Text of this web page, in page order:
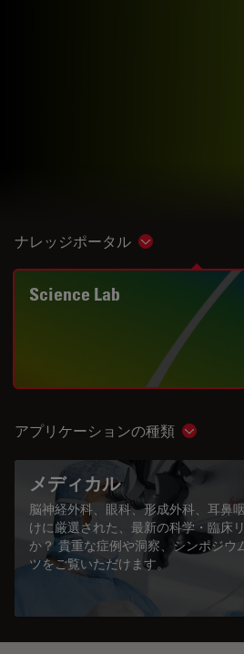
ナレッジポータル Show
Science Lab
アプリケーションの種類 Show
メディカル
脳神経外科、眼科、形成外科、耳鼻
けに厳選された、最新の科学・臨床
か？ 貴重な症例や洞察、シンポジウ
ツをご覧いただけます。